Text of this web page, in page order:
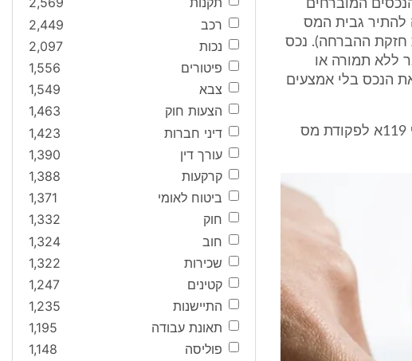
המוברחים
להתיר גבית המס
חזקת ההברחה). נכס
ללא תמורה או
הנכס בלי אמצעים
מומלץ לקרוא את פסק הדין להלן על מנת לקבל ידע בנושא סעיף 119א לפקודת מס
רכב
2,449
נכות
2,097
פיטורים
1,556
צבא
1,549
הצעות חוק
1,463
דיני חברות
1,423
עורך דין
1,390
קרקעות
1,388
ביטוח לאומי
1,371
חוק
1,332
חוב
1,324
שכירות
1,322
קטינים
1,247
התיישנות
1,235
תאונת עבודה
1,195
פוליסה
1,148